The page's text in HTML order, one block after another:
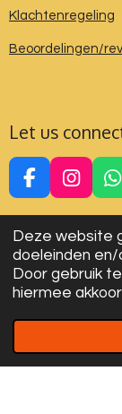
Deze website
doeleinden
Door gebruik
hiermee
Klachtenregeling
Beoordelingen/
Let us
F
e
b
o
o
k
I
t
a
g
r
a
W
t
s
A
p
p
Algemene